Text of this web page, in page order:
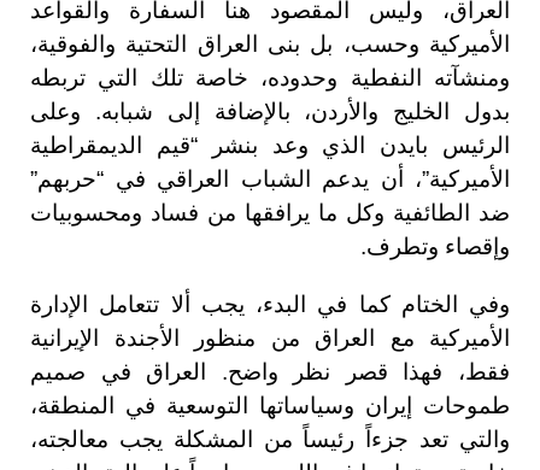
العراق، وليس المقصود هنا السفارة والقواعد
الأميركية وحسب، بل بنى العراق التحتية والفوقية،
ومنشآته النفطية وحدوده، خاصة تلك التي تربطه
بدول الخليج والأردن، بالإضافة إلى شبابه. وعلى
الرئيس بايدن الذي وعد بنشر “قيم الديمقراطية
الأميركية”، أن يدعم الشباب العراقي في “حربهم”
ضد الطائفية وكل ما يرافقها من فساد ومحسوبيات
وإقصاء وتطرف.
وفي الختام كما في البدء، يجب ألا تتعامل الإدارة
الأميركية مع العراق من منظور الأجندة الإيرانية
فقط، فهذا قصر نظر واضح. العراق في صميم
طموحات إيران وسياساتها التوسعية في المنطقة،
والتي تعد جزءاً رئيساً من المشكلة يجب معالجته،